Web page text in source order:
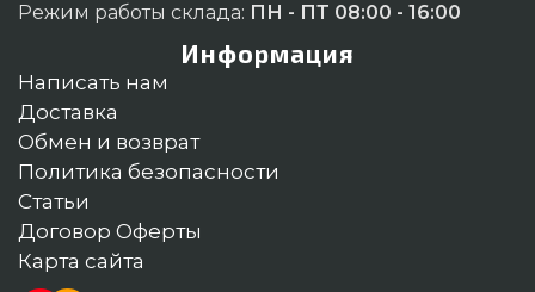
Режим работы склада: ПН - ПТ 08:00 - 16:00
Информация
Написать нам
Доставка
Обмен и возврат
Политика безопасности
Статьи
Договор Оферты
Карта сайта